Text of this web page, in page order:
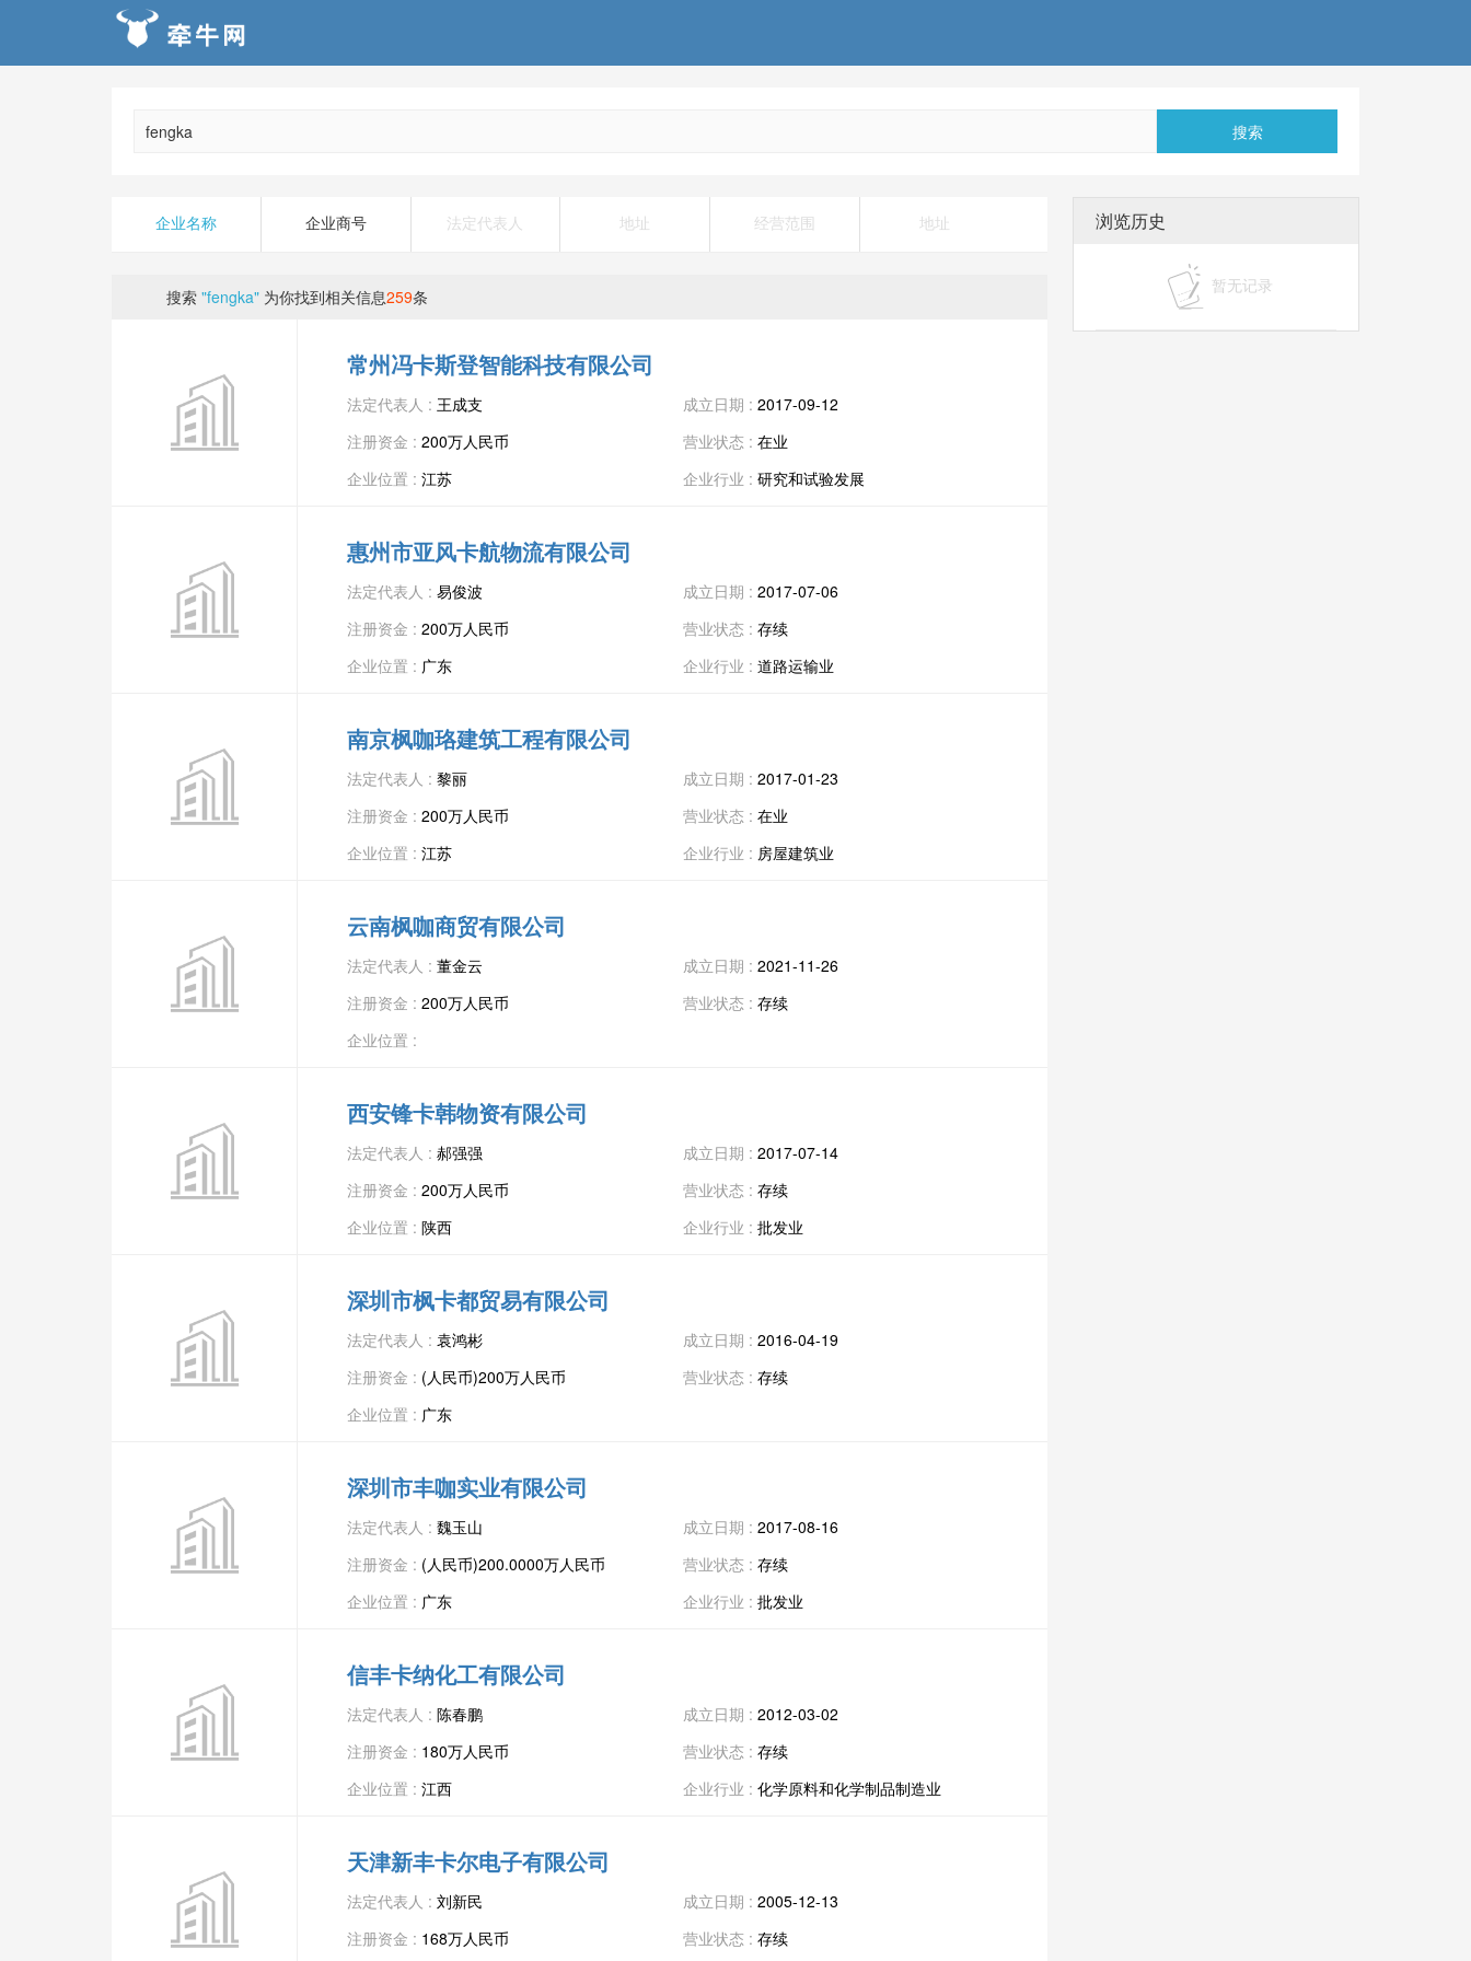
搜索
企业名称 企业商号 法定代表人 地址 经营范围 地址
搜索 "fengka" 为你找到相关信息259条
常州冯卡斯登智能科技有限公司
法定代表人 : 王成支 成立日期 : 2017-09-12
注册资金 : 200万人民币 营业状态 : 在业
企业位置 : 江苏 企业行业 : 研究和试验发展
惠州市亚风卡航物流有限公司
法定代表人 : 易俊波 成立日期 : 2017-07-06
注册资金 : 200万人民币 营业状态 : 存续
企业位置 : 广东 企业行业 : 道路运输业
南京枫咖珞建筑工程有限公司
法定代表人 : 黎丽 成立日期 : 2017-01-23
注册资金 : 200万人民币 营业状态 : 在业
企业位置 : 江苏 企业行业 : 房屋建筑业
云南枫咖商贸有限公司
法定代表人 : 董金云 成立日期 : 2021-11-26
注册资金 : 200万人民币 营业状态 : 存续
企业位置 :
西安锋卡韩物资有限公司
法定代表人 : 郝强强 成立日期 : 2017-07-14
注册资金 : 200万人民币 营业状态 : 存续
企业位置 : 陕西 企业行业 : 批发业
深圳市枫卡都贸易有限公司
法定代表人 : 袁鸿彬 成立日期 : 2016-04-19
注册资金 : (人民币)200万人民币 营业状态 : 存续
企业位置 : 广东
深圳市丰咖实业有限公司
法定代表人 : 魏玉山 成立日期 : 2017-08-16
注册资金 : (人民币)200.0000万人民币 营业状态 : 存续
企业位置 : 广东 企业行业 : 批发业
信丰卡纳化工有限公司
法定代表人 : 陈春鹏 成立日期 : 2012-03-02
注册资金 : 180万人民币 营业状态 : 存续
企业位置 : 江西 企业行业 : 化学原料和化学制品制造业
天津新丰卡尔电子有限公司
法定代表人 : 刘新民 成立日期 : 2005-12-13
注册资金 : 168万人民币 营业状态 : 存续
浏览历史
暂无记录